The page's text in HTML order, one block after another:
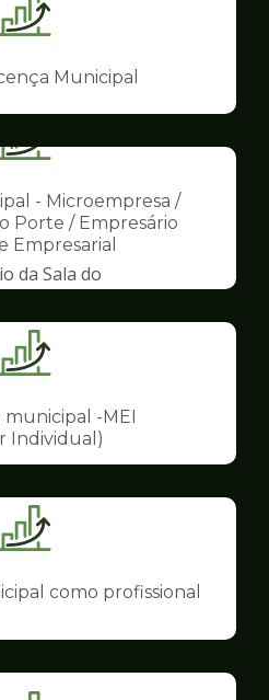
Ilustração
pagina
Sala
do
Municipal
Ilustração
pagina
de
Sala
do
Empreendedor
- Microempresa /
Porte / Empresário
Empresarial
da Sala do
Ilustração
pagina
de
Sala
Empreendedor
municipal -MEI
Individual)
Ilustração
pagina
Sala
como profissional